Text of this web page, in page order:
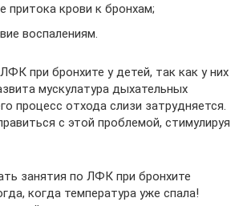
притока крови к бронхам;
воспалениям.
при бронхите у детей, так как у них
мускулатура дыхательных
процесс отхода слизи затрудняется.
с этой проблемой, стимулируя
занятия по ЛФК при бронхите
когда температура уже спала!